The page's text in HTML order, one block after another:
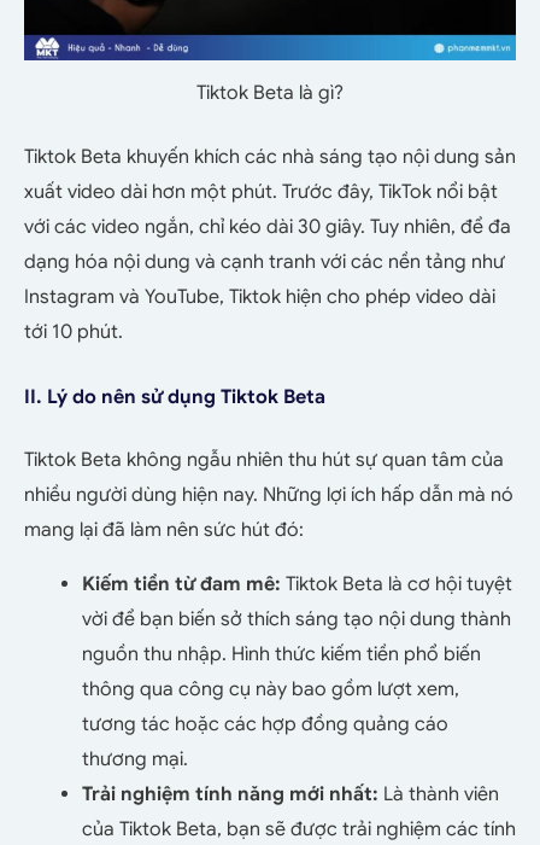
Tiktok Beta là gì?
Tiktok Beta khuyến khích các nhà sáng tạo nội dung sản
xuất video dài hơn một phút. Trước đây, TikTok nổi bật
với các video ngắn, chỉ kéo dài 30 giây. Tuy nhiên, để đa
dạng hóa nội dung và cạnh tranh với các nền tảng như
Instagram và YouTube, Tiktok hiện cho phép video dài
tới 10 phút.
II. Lý do nên sử dụng Tiktok Beta
Tiktok Beta không ngẫu nhiên thu hút sự quan tâm của
nhiều người dùng hiện nay. Những lợi ích hấp dẫn mà nó
mang lại đã làm nên sức hút đó:
Kiếm tiền từ đam mê: Tiktok Beta là cơ hội tuyệt
vời để bạn biến sở thích sáng tạo nội dung thành
nguồn thu nhập. Hình thức kiếm tiền phổ biến
thông qua công cụ này bao gồm lượt xem,
tương tác hoặc các hợp đồng quảng cáo
thương mại.
Trải nghiệm tính năng mới nhất: Là thành viên
của Tiktok Beta, bạn sẽ được trải nghiệm các tính